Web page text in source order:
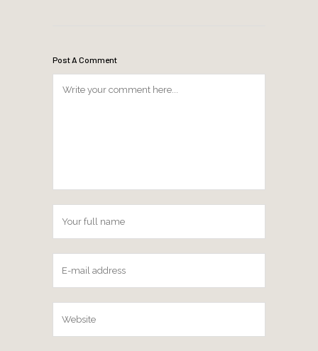
Post A Comment